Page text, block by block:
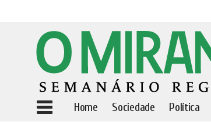
Home Sociedade Política